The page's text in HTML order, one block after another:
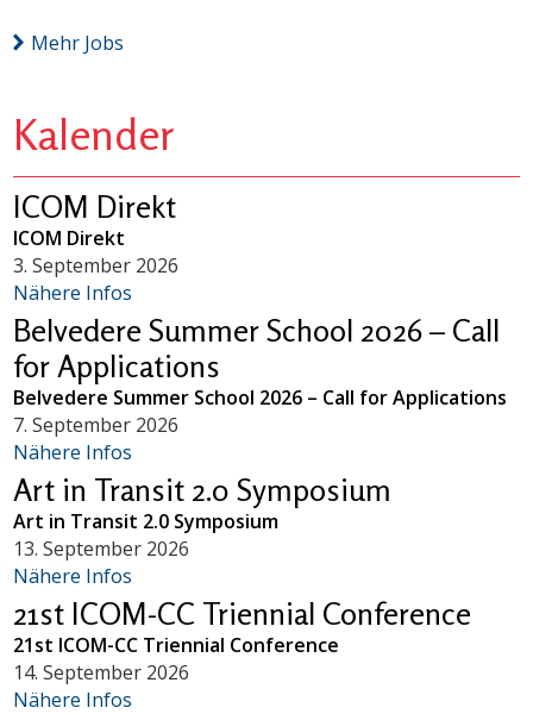
Mehr Jobs
Kalender
ICOM Direkt
ICOM Direkt
3. September 2026
Nähere Infos
Belvedere Summer School 2026 – Call
for Applications
Belvedere Summer School 2026 – Call for Applications
7. September 2026
Nähere Infos
Art in Transit 2.0 Symposium
Art in Transit 2.0 Symposium
13. September 2026
Nähere Infos
21st ICOM-CC Triennial Conference
21st ICOM-CC Triennial Conference
14. September 2026
Nähere Infos